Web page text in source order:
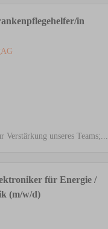
in
Verstärkung unseres Teams;...
für Energie /
(m/w/d)